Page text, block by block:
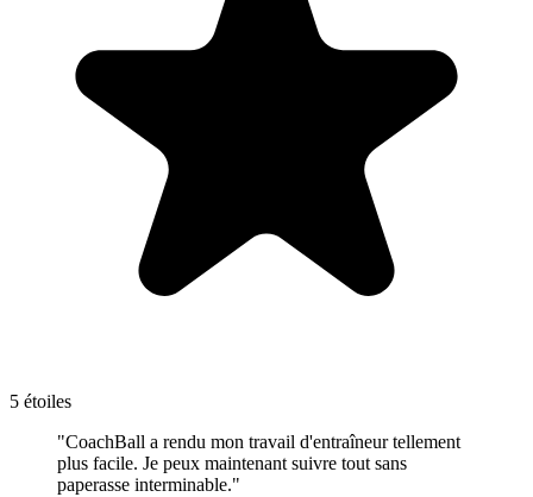
5 étoiles
"CoachBall a rendu mon travail d'entraîneur tellement
plus facile. Je peux maintenant suivre tout sans
paperasse interminable."